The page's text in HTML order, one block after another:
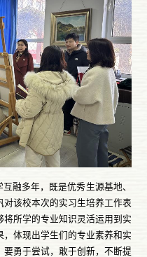
融多年，既是优秀生源基地、
该校本次的实习生培养工作表
所学的专业知识灵活运用到实
体现出学生们的专业素养和实
勇于尝试，敢于创新，不断提